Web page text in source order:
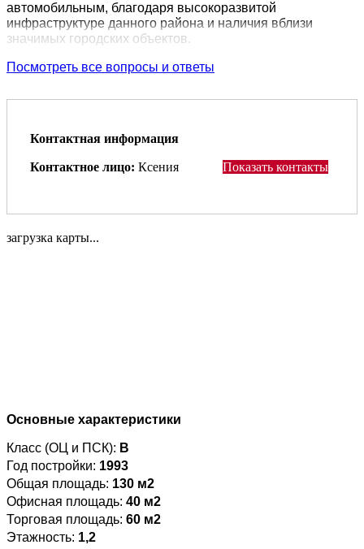
автомобильным, благодаря высокоразвитой
инфраструктуре данного района и наличия вблизи
значимых городских объектов.
Посмотреть все вопросы и ответы
6. Под какой вид бизнеса может использоваться
Идеально под медицинский центр, образовательные
Контактная информация
Контактное лицо: Ксения Показать контакты
загрузка карты...
Основные характеристики
Класс (ОЦ и ПСК): B
Год постройки: 1993
Общая площадь: 130 м2
Офисная площадь: 40 м2
Торговая площадь: 60 м2
Этажность: 1,2